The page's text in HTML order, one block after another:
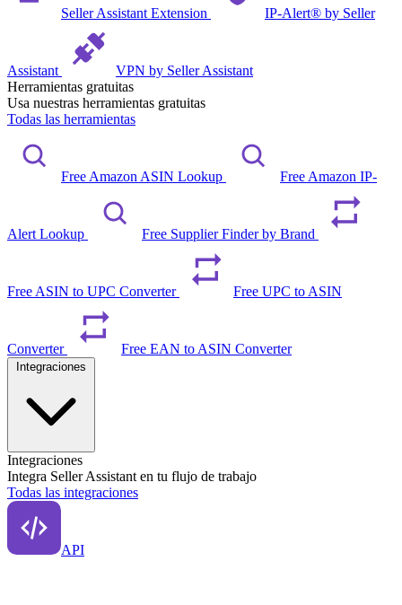
Seller Assistant Extension IP-Alert® by Seller
Assistant
VPN by Seller Assistant
Herramientas gratuitas
Usa nuestras herramientas gratuitas
Todas las herramientas
Free Amazon ASIN Lookup Free Amazon IP-
Alert Lookup Free Supplier Finder by Brand
Free ASIN to UPC Converter Free UPC to ASIN
Converter Free EAN to ASIN Converter
Integraciones
Integra Seller Assistant en tu flujo de trabajo
Todas las integraciones
API